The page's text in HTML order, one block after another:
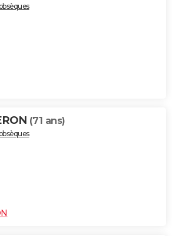
(71 ans)